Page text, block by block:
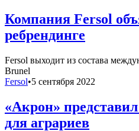
Компания Fersol
ребрендинге
Fersol выходит из состава
Brunel
Fersol•5 сентября 2022
«Акрон»
для аграриев